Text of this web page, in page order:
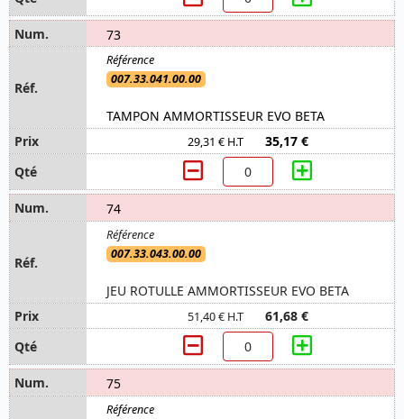
73
007.33.041.00.00
TAMPON AMMORTISSEUR EVO BETA
29,31 € H.T 35,17 €
74
007.33.043.00.00
JEU ROTULLE AMMORTISSEUR EVO BETA
51,40 € H.T 61,68 €
75